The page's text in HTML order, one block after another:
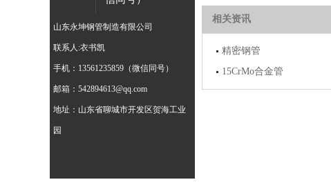
山东永坤钢管制造有限公司
联系人:衣书凯
手机：13561235859（微信同号）
邮箱：542894613@qq.com
地址：山东省聊城市开发区贺海工业
园
相关资讯
精密钢管
15CrMo合金管